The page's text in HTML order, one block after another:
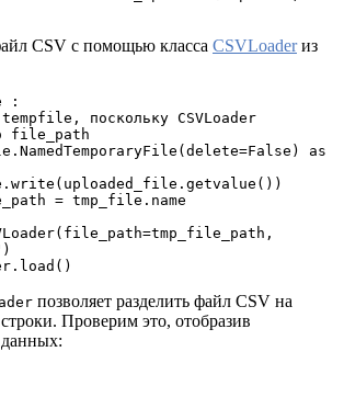
CSV с помощью класса CSVLoaderиз
:
file_path
= tmp_file.name
позволяет разделить файл CSV на
Проверим это, отобразив